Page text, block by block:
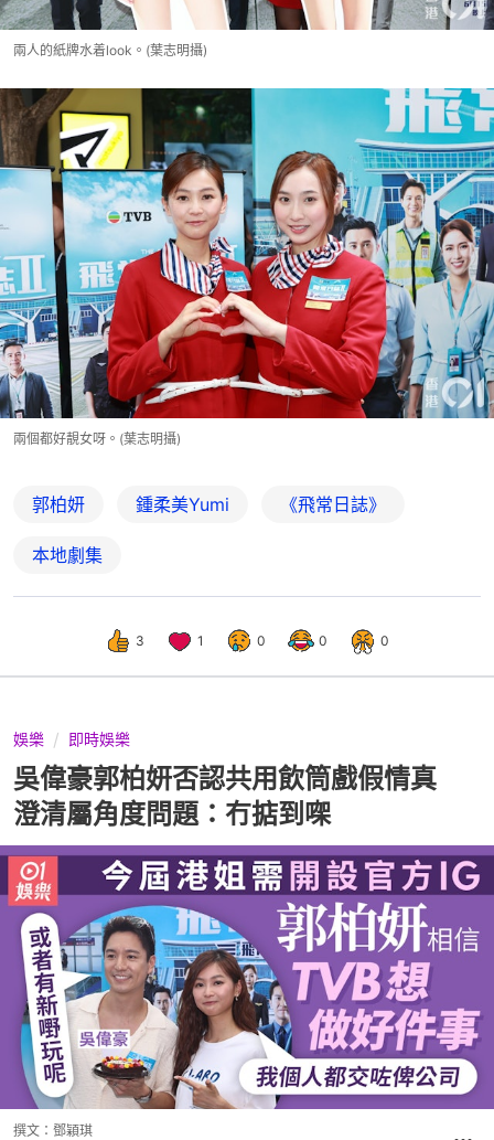
兩人的紙牌水着look。(葉志明攝)
兩個都好靚女呀。(葉志明攝)
郭柏妍 鍾柔美Yumi 《飛常日誌》
本地劇集
3 1 0 0 0
娛樂 即時娛樂
吳偉豪郭柏妍否認共用飲筒戲假情真
澄清屬角度問題：冇掂到㗎
撰文： 鄧穎琪